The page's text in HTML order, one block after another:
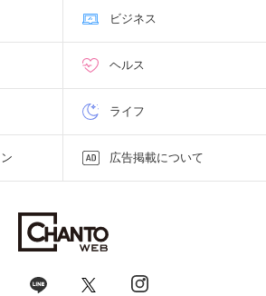
ビジネス
ヘルス
ライフ
広告掲載について